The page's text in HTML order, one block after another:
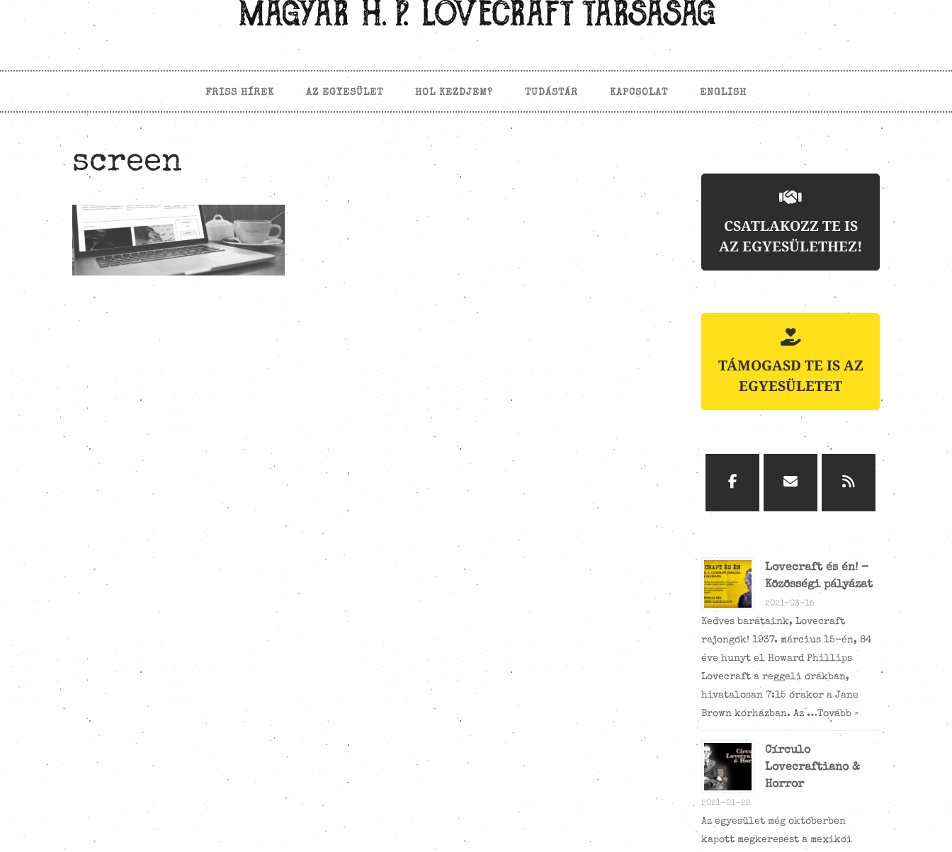
FRISS HÍREK AZ EGYESÜLET HOL KEZDJEM? TUDÁSTÁR KAPCSOLAT ENGLISH
screen
CSATLAKOZZ TE IS
AZ EGYESÜLETHEZ!
TÁMOGASD TE IS AZ
EGYESÜLETET
Lovecraft és én! -
Közösségi pályázat
2021-03-15
Kedves barátaink, Lovecraft
rajongók! 1937. március 15-én, 84
éve hunyt el Howard Phillips
Lovecraft a reggeli órákban,
hivatalosan 7:15 órakor a Jane
Brown kórházban. Az …Tovább »
Círculo
Lovecraftiano &
Horror
2021-01-22
Az egyesület még októberben
kapott megkeresést a mexikói